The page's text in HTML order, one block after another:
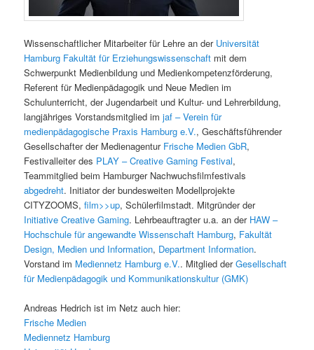
Wissenschaftlicher Mitarbeiter für Lehre an derUniversität
Hamburg Fakultät für Erziehungswissenschaft mit dem
Schwerpunkt Medienbildung und Medienkompetenzförderung,
Referent für Medienpädagogik und Neue Medien im
Schulunterricht, der Jugendarbeit und Kultur- und Lehrerbildung,
langjähriges Vorstandsmitglied im jaf – Verein für
medienpädagogische Praxis Hamburg e.V., Geschäftsführender
Gesellschafter der MedienagenturFrische Medien GbR,
Festivalleiter des PLAY – Creative Gaming Festival,
Teammitglied beim Hamburger Nachwuchsfilmfestivals
abgedreht. Initiator der bundesweiten Modellprojekte
CITYZOOMS,film>>up, Schülerfilmstadt. Mitgründer der
Initiative Creative Gaming. Lehrbeauftragter u.a. an der HAW –
Hochschule für angewandte Wissenschaft Hamburg, Fakultät
Design, Medien und Information, Department Information.
Vorstand im Mediennetz Hamburg e.V.. Mitglied derGesellschaft
für Medienpädagogik und Kommunikationskultur (GMK)
Andreas Hedrich ist im Netz auch hier:
Frische Medien
Mediennetz Hamburg